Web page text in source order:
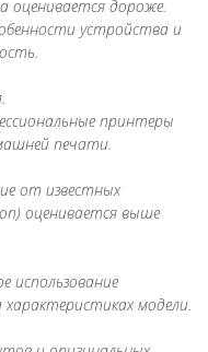
оценивается дороже.
устройства и
принтеры
печати.
от известных
оценивается выше
использование
модели.